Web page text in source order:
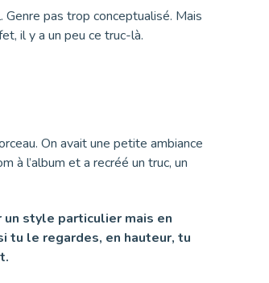
Genre pas trop conceptualisé. Mais
il y a un peu ce truc-là.
On avait une petite ambiance
à l’album et a recréé un truc, un
un style particulier mais en
tu le regardes, en hauteur, tu